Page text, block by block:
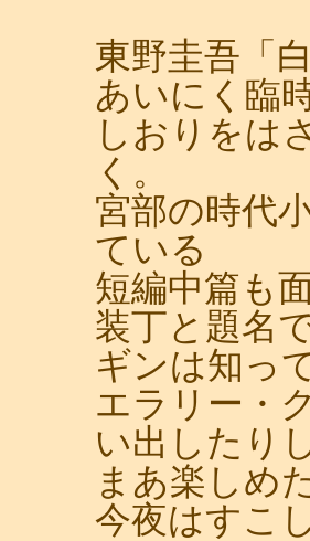
東野圭吾「
あいにく臨
しおりをは
く。
宮部の時代
ている
短編中篇も
装丁と題名
ギンは知っ
エラリー・
い出したり
まあ楽しめ
今夜はすこ